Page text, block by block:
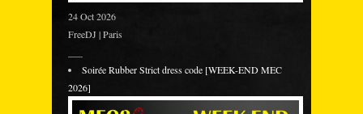
24 Oct 2026
FreeDJ | Paris
Soirée Rubber Strict dress code [WEEK-END MEC
2026]